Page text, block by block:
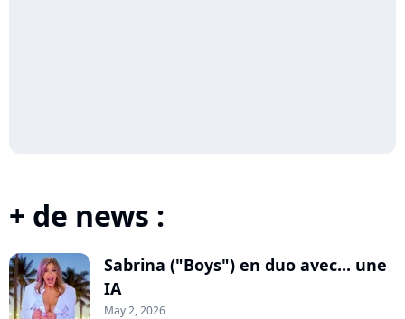
+ de news :
Sabrina ("Boys") en duo avec... une
IA
May 2, 2026